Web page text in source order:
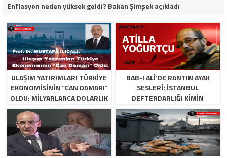
Enflasyon neden yüksek geldi? Bakan Şimşek açıkladı
​ULAŞIM YATIRIMLARI TÜRKIYE
EKONOMISININ “CAN DAMARI”
OLDU: MILYARLARCA DOLARLIK
TASARRUF VE DEV KATMA
DEĞER
BAB-I ALI’DE RANTIN AYAK
SESLERI: İSTANBUL
DEFTERDARLIĞI KIMIN
KASASINA GIDIYOR?